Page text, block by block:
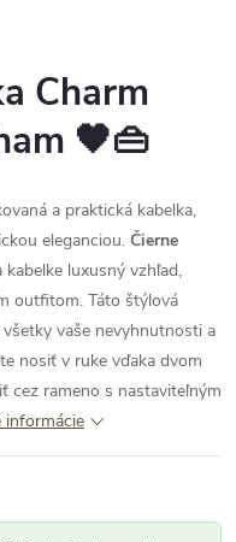
Charm
🖤👜
a praktická kabelka,
eleganciou. Čierne
kabelke luxusný vzhľad,
outfitom. Táto štýlová
vaše nevyhnutnosti a
nosiť v ruke vďaka dvom
cez rameno s nastaviteľným
informácie